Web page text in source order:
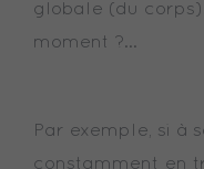
globale (du
moment ?...
Par exemple, si à
constamment en